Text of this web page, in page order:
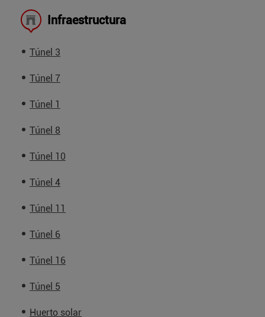
Infraestructura
Túnel 3
Túnel 7
Túnel 1
Túnel 8
Túnel 10
Túnel 4
Túnel 11
Túnel 6
Túnel 16
Túnel 5
Huerto solar